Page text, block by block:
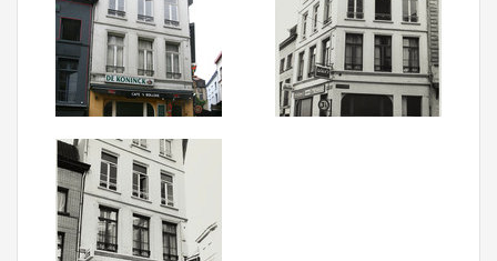
Over ons
Aanmelden